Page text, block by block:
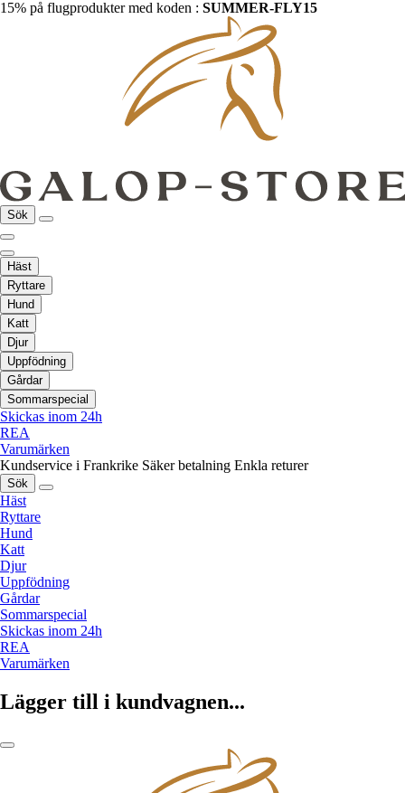
15% på flugprodukter med koden : SUMMER-FLY15
Sök
Häst
Ryttare
Hund
Katt
Djur
Uppfödning
Gårdar
Sommarspecial
Skickas inom 24h
REA
Varumärken
Kundservice i Frankrike Säker betalning Enkla returer
Sök
Häst
Ryttare
Hund
Katt
Djur
Uppfödning
Gårdar
Sommarspecial
Skickas inom 24h
REA
Varumärken
Lägger till i kundvagnen...